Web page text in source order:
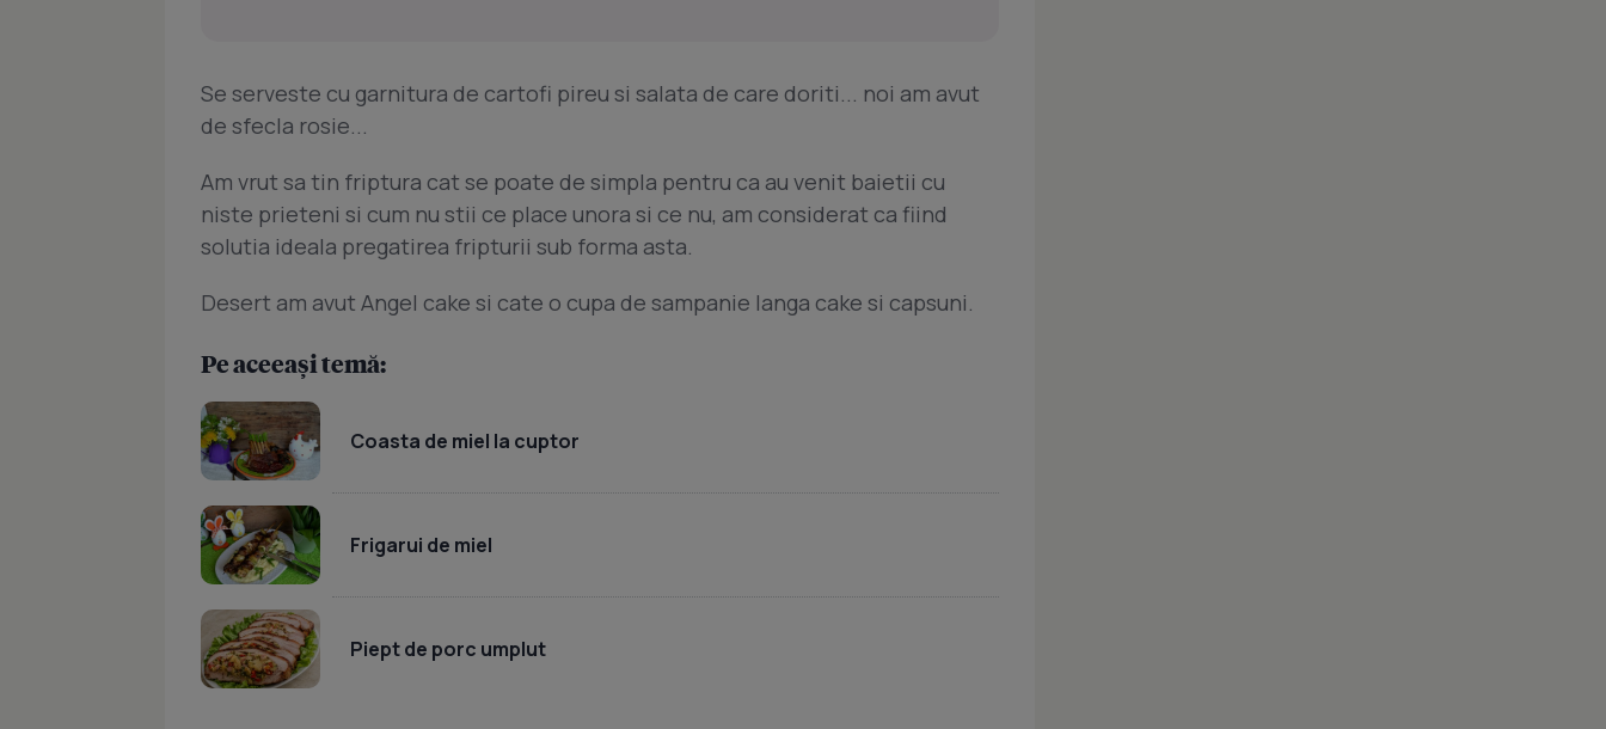
Se serveste cu garnitura de cartofi pireu si salata de care doriti... noi am avut
de sfecla rosie...
Am vrut sa tin friptura cat se poate de simpla pentru ca au venit baietii cu
niste prieteni si cum nu stii ce place unora si ce nu, am considerat ca fiind
solutia ideala pregatirea fripturii sub forma asta.
Desert am avut Angel cake si cate o cupa de sampanie langa cake si capsuni.
Pe aceeași temă:
Coasta de miel la cuptor
Frigarui de miel
Piept de porc umplut